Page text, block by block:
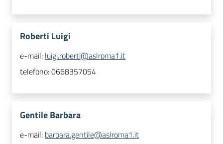
Roberti Luigi
e-mail: luigi.roberti@aslroma1.it
telefono:0668357054
Gentile Barbara
e-mail: barbara.gentile@aslroma1.it